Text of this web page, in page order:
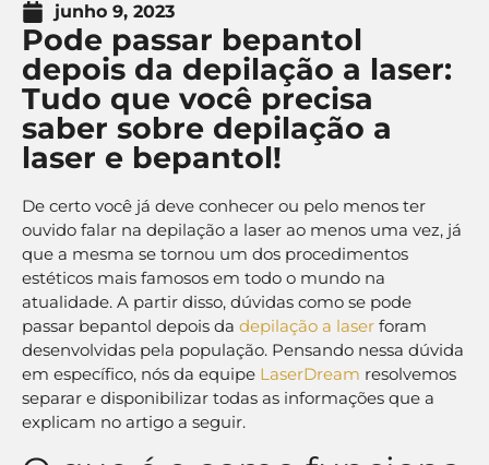
junho 9, 2023
Pode passar bepantol
depois da depilação a laser:
Tudo que você precisa
saber sobre depilação a
laser e bepantol!
De certo você já deve conhecer ou pelo menos ter
ouvido falar na depilação a laser ao menos uma vez, já
que a mesma se tornou um dos procedimentos
estéticos mais famosos em todo o mundo na
atualidade. A partir disso, dúvidas como se pode
passar bepantol depois da depilação a laser foram
desenvolvidas pela população. Pensando nessa dúvida
em específico, nós da equipe LaserDream resolvemos
separar e disponibilizar todas as informações que a
explicam no artigo a seguir.